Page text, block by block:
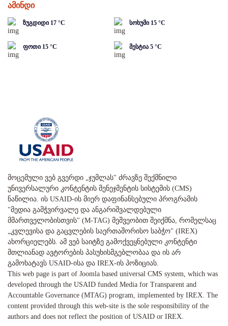
ამინდი
ზუგდიდი 17 °C სოხუმი 15 °C
ფოთი 15 °C მესტია 5 °C
მოცემული ვებ გვერდი „ჯუმლას" ძრავზე შექმნილი
უნივერსალური კონტენტის მენეჯმენტის სისტემის (CMS)
ნაწილია. ის USAID-ის მიერ დაფინანსებული პროგრამის
"მედია გამჭვირვალე და ანგარიშვალდებული
მმართველობისთვის" (M-TAG) მეშვეობით შეიქმნა, რომელსაც
„კვლევისა და გაცვლების საერთაშორისო საბჭო" (IREX)
ახორციელებს. ამ ვებ საიტზე გამოქვეყნებული კონტენტი
მთლიანად ავტორების პასუხისმგებლობაა და ის არ
გამოხატავს USAID-ისა და IREX-ის პოზიციას.
This web page is part of Joomla based universal CMS system, which was
developed through the USAID funded Media for Transparent and
Accountable Governance (MTAG) program, implemented by IREX. The
content provided through this web-site is the sole responsibility of the
authors and does not reflect the position of USAID or IREX.